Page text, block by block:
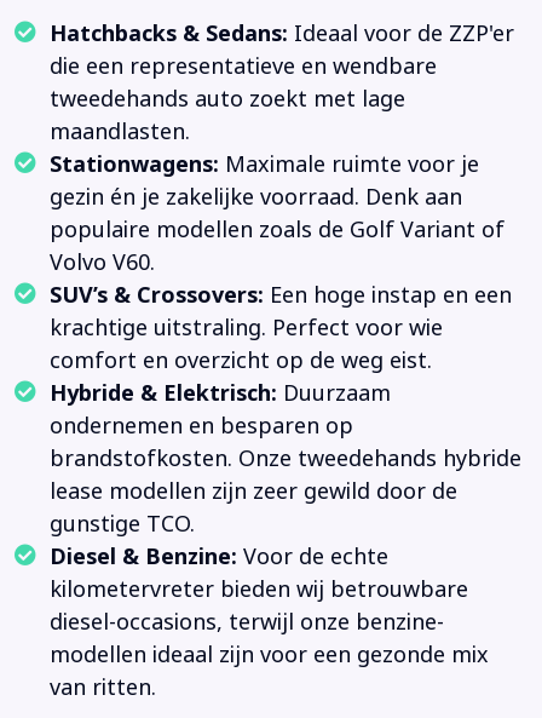
Hatchbacks & Sedans: Ideaal voor de ZZP'er
die een representatieve en wendbare
tweedehands auto zoekt met lage
maandlasten.
Stationwagens: Maximale ruimte voor je
gezin én je zakelijke voorraad. Denk aan
populaire modellen zoals de Golf Variant of
Volvo V60.
SUV’s & Crossovers: Een hoge instap en een
krachtige uitstraling. Perfect voor wie
comfort en overzicht op de weg eist.
Hybride & Elektrisch: Duurzaam
ondernemen en besparen op
brandstofkosten. Onze tweedehands hybride
lease modellen zijn zeer gewild door de
gunstige TCO.
Diesel & Benzine: Voor de echte
kilometervreter bieden wij betrouwbare
diesel-occasions, terwijl onze benzine-
modellen ideaal zijn voor een gezonde mix
van ritten.